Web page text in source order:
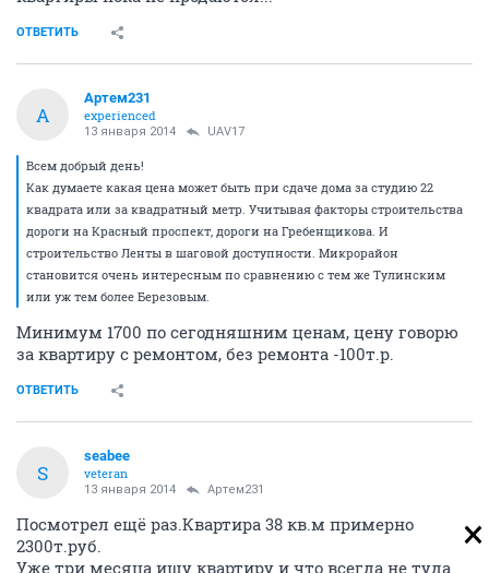
ОТВЕТИТЬ
А
Артем231
experienced
13 января 2014 UAV17
Всем добрый день!
Как думаете какая цена может быть при сдаче дома за студию 22
квадрата или за квадратный метр. Учитывая факторы строительства
дороги на Красный проспект, дороги на Гребенщикова. И
строительство Ленты в шаговой доступности. Микрорайон
становится очень интересным по сравнению с тем же Тулинским
или уж тем более Березовым.
Минимум 1700 по сегодняшним ценам, цену говорю
за квартиру с ремонтом, без ремонта -100т.р.
ОТВЕТИТЬ
S
seabee
veteran
13 января 2014 Артем231
Посмотрел ещё раз.Квартира 38 кв.м примерно
2300т.руб.
Уже три месяца ищу квартиру и что всегда не туда